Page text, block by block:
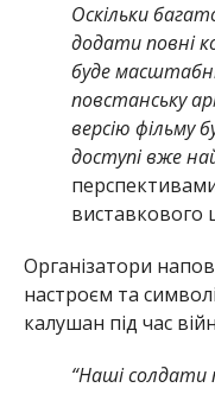
Оскільки
додати повні
буде
повстанську
версію фільму
доступі вже
виставкового
Організатори
настроєм та
калушан під час
“Наші солдати